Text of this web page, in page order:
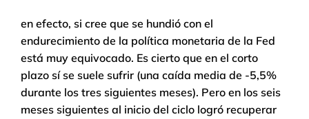
en efecto, si cree que se hundió con el
endurecimiento de la política monetaria de la Fed
está muy equivocado. Es cierto que en el corto
plazo sí se suele sufrir (una caída media de -5,5%
durante los tres siguientes meses). Pero en los seis
meses siguientes al inicio del ciclo logró recuperar